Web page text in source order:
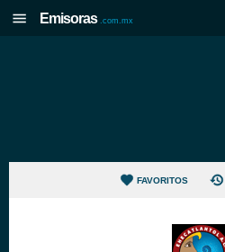
Emisoras .com.mx
FAVORITOS